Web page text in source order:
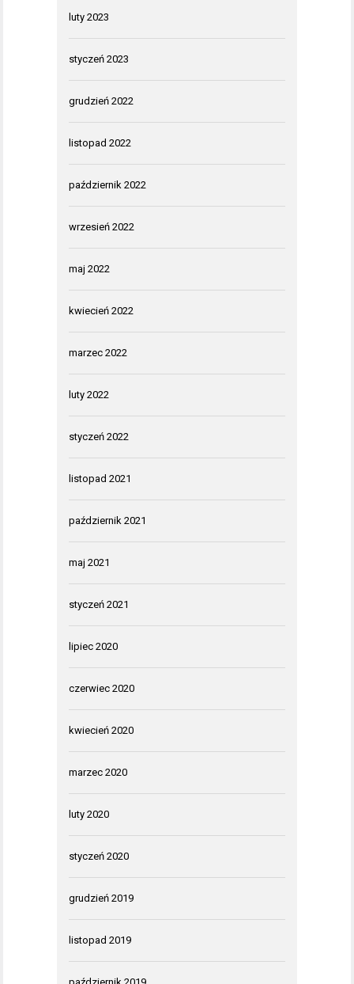
luty 2023
styczeń 2023
grudzień 2022
listopad 2022
październik 2022
wrzesień 2022
maj 2022
kwiecień 2022
marzec 2022
luty 2022
styczeń 2022
listopad 2021
październik 2021
maj 2021
styczeń 2021
lipiec 2020
czerwiec 2020
kwiecień 2020
marzec 2020
luty 2020
styczeń 2020
grudzień 2019
listopad 2019